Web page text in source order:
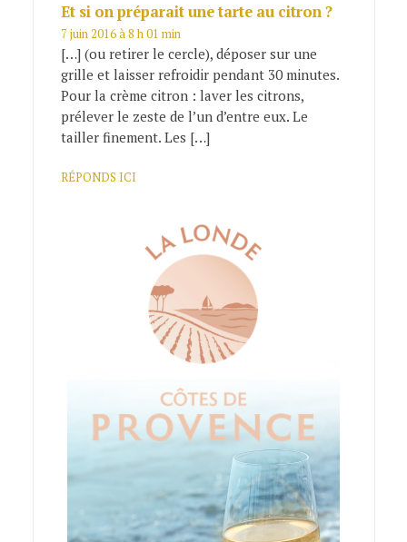
Et si on préparait une tarte au citron ?
7 juin 2016 à 8 h 01 min
[…] (ou retirer le cercle), déposer sur une
grille et laisser refroidir pendant 30 minutes.
Pour la crème citron : laver les citrons,
prélever le zeste de l’un d’entre eux. Le
tailler finement. Les […]
RÉPONDS ICI